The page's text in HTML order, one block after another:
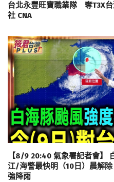
台北永豐旺寶職業隊 奪T3X
社 CNA
【8/9 20:40 氣象署記者會】
江/海警最快明（10日）晨解
強降雨